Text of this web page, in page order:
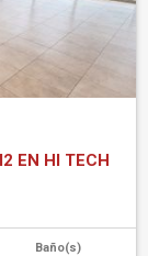
EN HI TECH
Baño(s)